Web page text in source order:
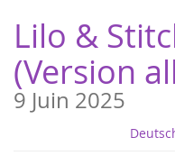
la page
principale
Lilo &
(Version
9 Juin 2025